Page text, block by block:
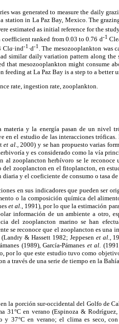
was generated to measure the daily
station in La Paz Bay, Mexico. The
estimated as initial reference for the
ranked from 0.03 to 0.76 d-1
Cla·ind-1 ·d-1 . The mesozooplankton was
similar daily variation pattern along
that mesozooplankton might consume
feeding at La Paz Bay is a step to a
rate, ingestion rate, zooplankton.
materia y la energía pasan de un nivel
en el estudio de las interacciones
et al. , 2000) y se han propuesto varias
y es considerado como la vía
al zooplancton herbívoro se le reconoce
zooplancton en el fitoplancton, en
diaria y el coeficiente de consumo o tasa
en sus indicadores que pueden ser
o la composición química del
et al., 1991), por lo que la estimación
información de un ambiente a otro,
del zooplancton marino se han
se reconoce que el zooplancton es
& Hassett 1982; Jeppesen et al.,
(1989), García-Pámanes et al.
por lo que este estudio tuvo como
a través de una serie de tiempo en la
la porción sur-occidental del Golfo de
31°C en verano (Espinoza &
y 37°C en verano; el clima es seco,